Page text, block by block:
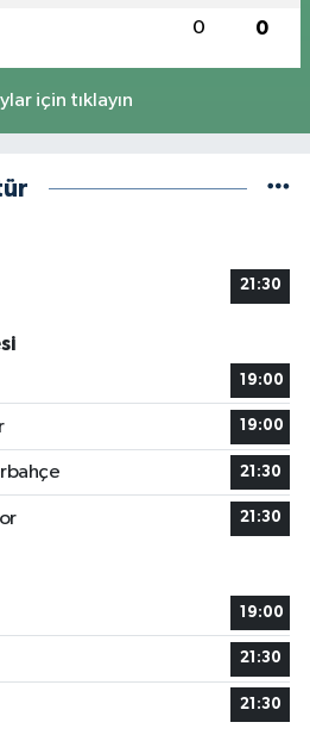
0 0
için tıklayın
21:30
19:00
19:00
21:30
21:30
19:00
21:30
21:30